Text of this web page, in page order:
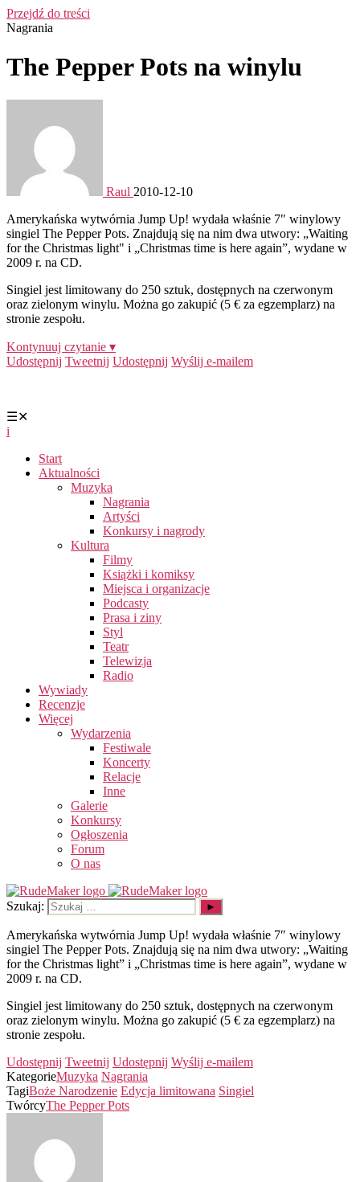
Przejdź do treści
Nagrania
The Pepper Pots na winylu
Raul 2010-12-10
Amerykańska wytwórnia Jump Up! wydała właśnie 7" winylowy
singiel The Pepper Pots. Znajdują się na nim dwa utwory: „Waiting
for the Christmas light" i „Christmas time is here again”, wydane w
2009 r. na CD.
Singiel jest limitowany do 250 sztuk, dostępnych na czerwonym
oraz zielonym winylu. Można go zakupić (5 € za egzemplarz) na
stronie zespołu.
Kontynuuj czytanie ▾
Udostępnij Tweetnij Udostępnij Wyślij e-mailem
☰✕
i
Start
Aktualności
Muzyka
Nagrania
Artyści
Konkursy i nagrody
Kultura
Filmy
Książki i komiksy
Miejsca i organizacje
Podcasty
Prasa i ziny
Styl
Teatr
Telewizja
Radio
Wywiady
Recenzje
Więcej
Wydarzenia
Festiwale
Koncerty
Relacje
Inne
Galerie
Konkursy
Ogłoszenia
Forum
O nas
Szukaj:
Amerykańska wytwórnia Jump Up! wydała właśnie 7″ winylowy
singiel The Pepper Pots. Znajdują się na nim dwa utwory: „Waiting
for the Christmas light” i „Christmas time is here again”, wydane w
2009 r. na CD.
Singiel jest limitowany do 250 sztuk, dostępnych na czerwonym
oraz zielonym winylu. Można go zakupić (5 € za egzemplarz) na
stronie zespołu.
Udostępnij Tweetnij Udostępnij Wyślij e-mailem
KategorieMuzyka Nagrania
TagiBoże Narodzenie Edycja limitowana Singiel
TwórcyThe Pepper Pots